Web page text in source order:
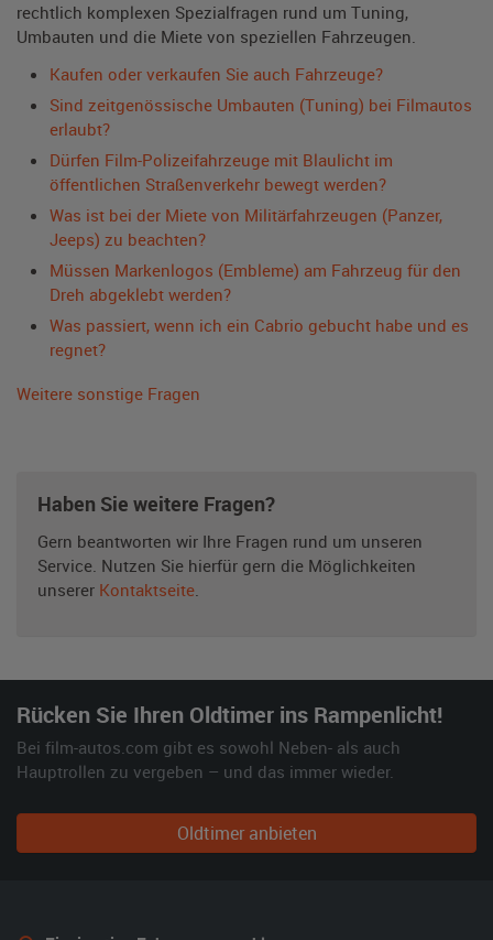
rechtlich komplexen Spezialfragen rund um Tuning,
Umbauten und die Miete von speziellen Fahrzeugen.
Kaufen oder verkaufen Sie auch Fahrzeuge?
Sind zeitgenössische Umbauten (Tuning) bei Filmautos
erlaubt?
Dürfen Film-Polizeifahrzeuge mit Blaulicht im
öffentlichen Straßenverkehr bewegt werden?
Was ist bei der Miete von Militärfahrzeugen (Panzer,
Jeeps) zu beachten?
Müssen Markenlogos (Embleme) am Fahrzeug für den
Dreh abgeklebt werden?
Was passiert, wenn ich ein Cabrio gebucht habe und es
regnet?
Weitere sonstige Fragen
Haben Sie weitere Fragen?
Gern beantworten wir Ihre Fragen rund um unseren
Service. Nutzen Sie hierfür gern die Möglichkeiten
unserer Kontaktseite.
Rücken Sie Ihren Oldtimer ins Rampenlicht!
Bei film-autos.com gibt es sowohl Neben- als auch
Hauptrollen zu vergeben – und das immer wieder.
Oldtimer anbieten